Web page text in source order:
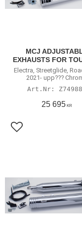
MCJ
EXHAUSTS FOR
Electra, Streetglide,
2021- upp???
25 695KR
Lägg till i favoriter